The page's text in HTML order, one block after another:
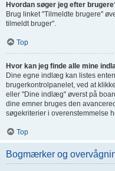
Hvordan søger jeg efter
Brug linket "Tilmeldte brugere"
tilmeldt bruger".
Top
Hvor kan jeg finde alle mine
Dine egne indlæg kan listes
brugerkontrolpanelet, ved at
eller "Dine indlæg" øverst på
dine emner bruges den
søgekriterier i overenstemmelse
Top
Bogmærker og